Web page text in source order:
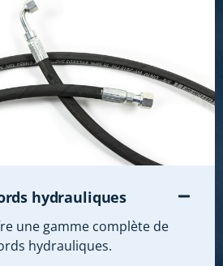
hydrauliques
une gamme complète de
hydrauliques.